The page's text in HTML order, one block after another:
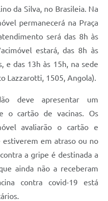
da Silva, no Brasileia. Na
permanecerá na Praça
será das 8h às
estará, das 8h às
e das 13h às 15h, na sede
Lazzarotti, 1505, Angola).
deve apresentar um
o cartão de vacinas. Os
avaliarão o cartão e
estiverem em atraso ou no
a gripe é destinada a
ainda não a receberam
contra covid-19 está